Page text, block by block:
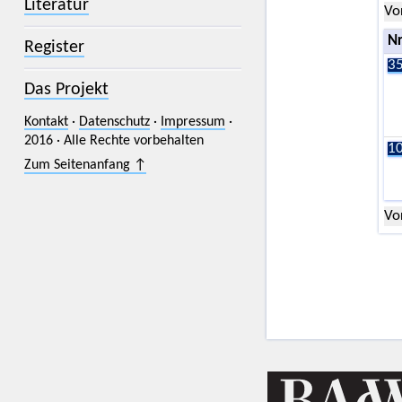
Literatur
Register
Das Projekt
Kontakt· Datenschutz· Impressum ·
2016 · Alle Rechte vorbehalten
Zum Seitenanfang ↑